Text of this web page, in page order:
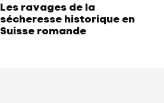
Les ravages de la
sécheresse historique en
Suisse romande